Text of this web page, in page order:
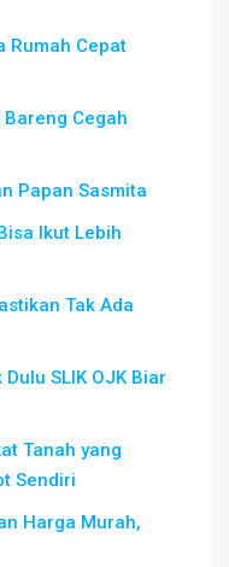
Rumah Cepat
Cegah
Papan Sasmita
Ikut Lebih
Tak Ada
SLIK OJK Biar
Tanah yang
Sendiri
Harga Murah,